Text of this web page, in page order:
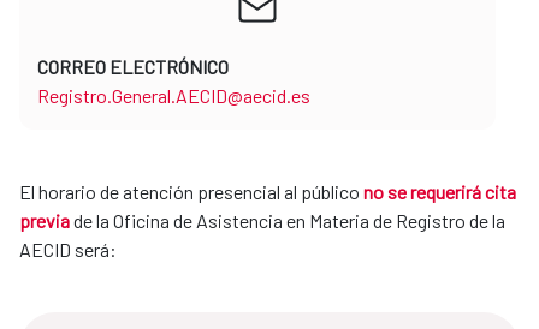
CORREO ELECTRÓNICO
Registro.General.AECID@aecid.es
El horario de atención presencial al público no se requerirá cita
previade la Oficina de Asistencia en Materia de Registro de la
AECID será: